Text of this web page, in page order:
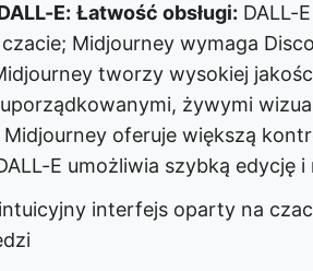
E: Łatwość obsługi: DALL-
Midjourney wymaga
tworzy wysokiej
żywymi
Midjourney oferuje większą
E umożliwia szybką edycję
interfejs oparty na